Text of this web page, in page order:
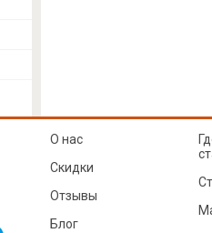
О нас
Скидки
Отзывы
Блог